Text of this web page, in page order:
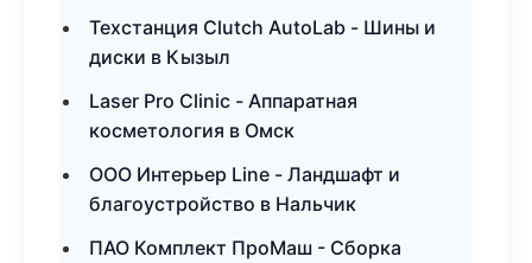
Техстанция Clutch AutoLab - Шины и
диски в Кызыл
Laser Pro Clinic - Аппаратная
косметология в Омск
ООО Интерьер Line - Ландшафт и
благоустройство в Нальчик
ПАО Комплект ПроМаш - Сборка